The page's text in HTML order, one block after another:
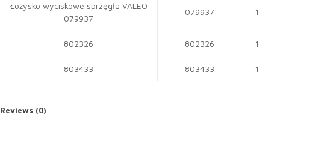
Łożysko wyciskowe sprzęgła VALEO
079937
079937 1
802326 802326 1
803433 803433 1
Reviews (0)